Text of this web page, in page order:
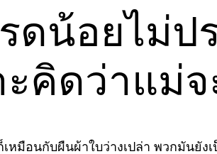
ดน้อยไม่ป
ะคิดว่าแม่
หมือนกับผืนผ้าใบว่างเปล่า พวกมันยั